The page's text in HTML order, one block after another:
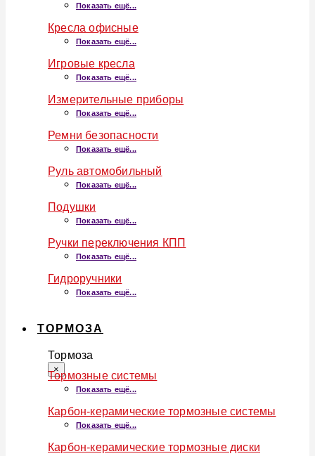
Показать ещё...
Кресла офисные
Показать ещё...
Игровые кресла
Показать ещё...
Измерительные приборы
Показать ещё...
Ремни безопасности
Показать ещё...
Руль автомобильный
Показать ещё...
Подушки
Показать ещё...
Ручки переключения КПП
Показать ещё...
Гидроручники
Показать ещё...
ТОРМОЗА
Тормоза
×
Тормозные системы
Показать ещё...
Карбон-керамические тормозные системы
Показать ещё...
Карбон-керамические тормозные диски